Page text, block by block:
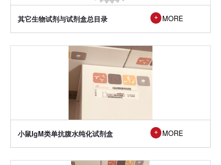
其它生物试剂与试剂盒总目录 MORE
小鼠IgM类单抗腹水纯化试剂盒 MORE